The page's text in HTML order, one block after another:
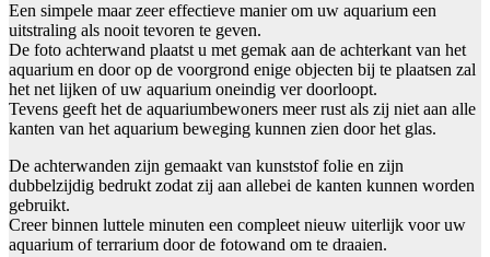
Een simpele maar zeer effectieve manier om uw aquarium een
uitstraling als nooit tevoren te geven.
De foto achterwand plaatst u met gemak aan de achterkant van het
aquarium en door op de voorgrond enige objecten bij te plaatsen zal
het net lijken of uw aquarium oneindig ver doorloopt.
Tevens geeft het de aquariumbewoners meer rust als zij niet aan alle
kanten van het aquarium beweging kunnen zien door het glas.
De achterwanden zijn gemaakt van kunststof folie en zijn
dubbelzijdig bedrukt zodat zij aan allebei de kanten kunnen worden
gebruikt.
Creer binnen luttele minuten een compleet nieuw uiterlijk voor uw
aquarium of terrarium door de fotowand om te draaien.